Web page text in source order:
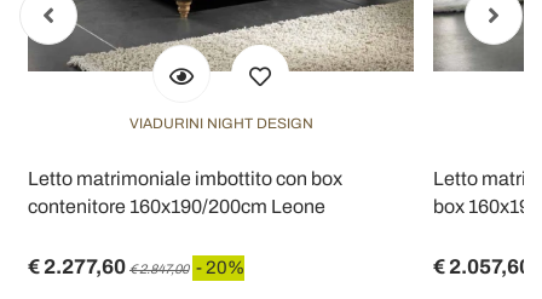
VIADURINI NIGHT DESIGN
Letto matrimoniale imbottito con box
contenitore 160x190/200cm Leone
€ 2.277,60 € 2.847,00 - 20%
Letto
box
€ 2.057,60